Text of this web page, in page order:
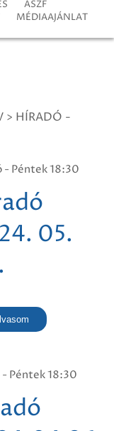
ÁSZF
MÉDIAAJÁNLAT
> HÍRADÓ -
- Péntek 18:30
05.
Péntek 18:30